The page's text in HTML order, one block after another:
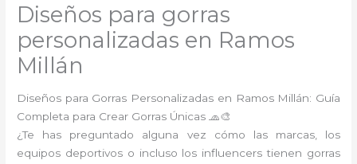
Diseños para gorras
personalizadas en Ramos
Millán
Diseños para Gorras Personalizadas en Ramos Millán: Guía
Completa para Crear Gorras Únicas 🧢🎨
¿Te has preguntado alguna vez cómo las marcas, los
equipos deportivos o incluso los influencers tienen gorras